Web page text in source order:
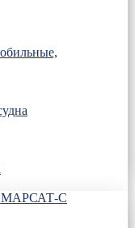
С